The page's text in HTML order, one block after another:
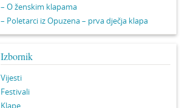
– O ženskim klapama
– Poletarci iz Opuzena – prva dječja klapa
Izbornik
Vijesti
Festivali
Klape